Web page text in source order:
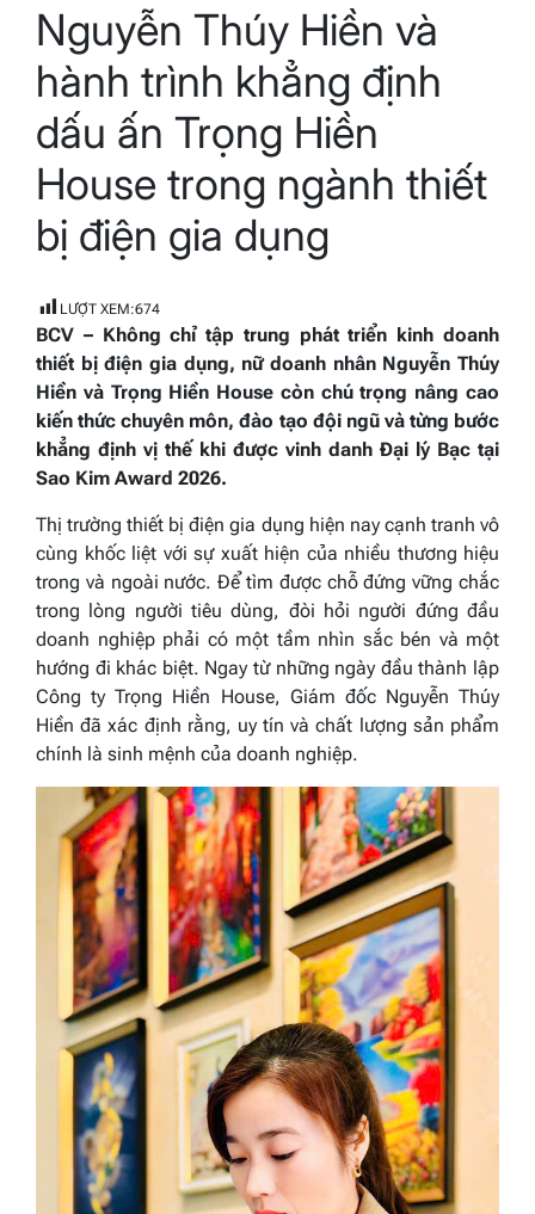
read
time
Nguyễn Thúy Hiền và
hành trình khẳng định
dấu ấn Trọng Hiền
House trong ngành thiết
bị điện gia dụng
LƯỢT XEM:674
BCV – Không chỉ tập trung phát triển kinh doanh
thiết bị điện gia dụng, nữ doanh nhân Nguyễn Thúy
Hiền và Trọng Hiền House còn chú trọng nâng cao
kiến thức chuyên môn, đào tạo đội ngũ và từng bước
khẳng định vị thế khi được vinh danh Đại lý Bạc tại
Sao Kim Award 2026.
Thị trường thiết bị điện gia dụng hiện nay cạnh tranh vô
cùng khốc liệt với sự xuất hiện của nhiều thương hiệu
trong và ngoài nước. Để tìm được chỗ đứng vững chắc
trong lòng người tiêu dùng, đòi hỏi người đứng đầu
doanh nghiệp phải có một tầm nhìn sắc bén và một
hướng đi khác biệt. Ngay từ những ngày đầu thành lập
Công ty Trọng Hiền House, Giám đốc Nguyễn Thúy
Hiền đã xác định rằng, uy tín và chất lượng sản phẩm
chính là sinh mệnh của doanh nghiệp.